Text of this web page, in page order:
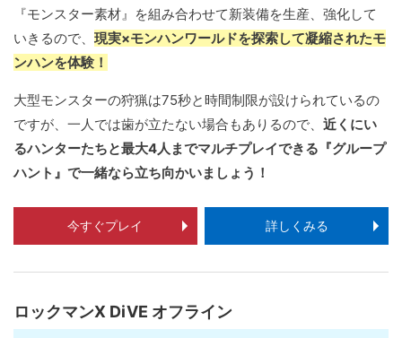
『モンスター素材』を組み合わせて新装備を生産、強化して
いきるので、 現実×モンハンワールドを探索して凝縮されたモ
ンハンを体験！
大型モンスターの狩猟は75秒と時間制限が設けられているの
ですが、一人では歯が立たない場合もありるので、 近くにい
るハンターたちと最大4人までマルチプレイできる『グループ
ハント』で一緒なら立ち向かいましょう！
今すぐプレイ 詳しくみる
ロックマンX DiVE オフライン